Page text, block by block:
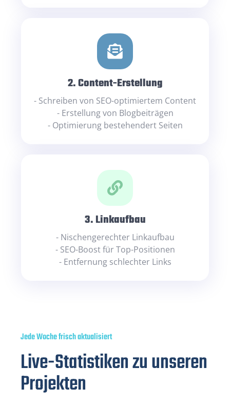
2. Content-Erstellung
- Schreiben von SEO-optimiertem Content
- Erstellung von Blogbeiträgen
- Optimierung bestehendert Seiten
3. Linkaufbau
- Nischengerechter Linkaufbau
- SEO-Boost für Top-Positionen
- Entfernung schlechter Links
Jede Woche frisch aktualisiert
Live-Statistiken zu unseren
Projekten